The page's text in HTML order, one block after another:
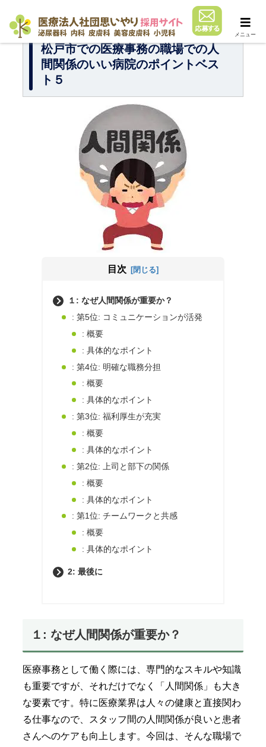
松戸市での医療事務の職場での人
間関係のいい病院のポイントベス
ト５
目次
１: なぜ人間関係が重要か？
: 第5位: コミュニケーションが活発
: 概要
: 具体的なポイント
: 第4位: 明確な職務分担
: 概要
: 具体的なポイント
: 第3位: 福利厚生が充実
: 概要
: 具体的なポイント
: 第2位: 上司と部下の関係
: 概要
: 具体的なポイント
: 第1位: チームワークと共感
: 概要
: 具体的なポイント
2: 最後に
１: なぜ人間関係が重要か？
医療事務として働く際には、専門的なスキルや知識
も重要ですが、それだけでなく「人間関係」も大き
な要素です。特に医療業界は人々の健康と直接関わ
る仕事なので、スタッフ間の人間関係が良いと患者
さんへのケアも向上します。今回は、そんな職場で
メニュー